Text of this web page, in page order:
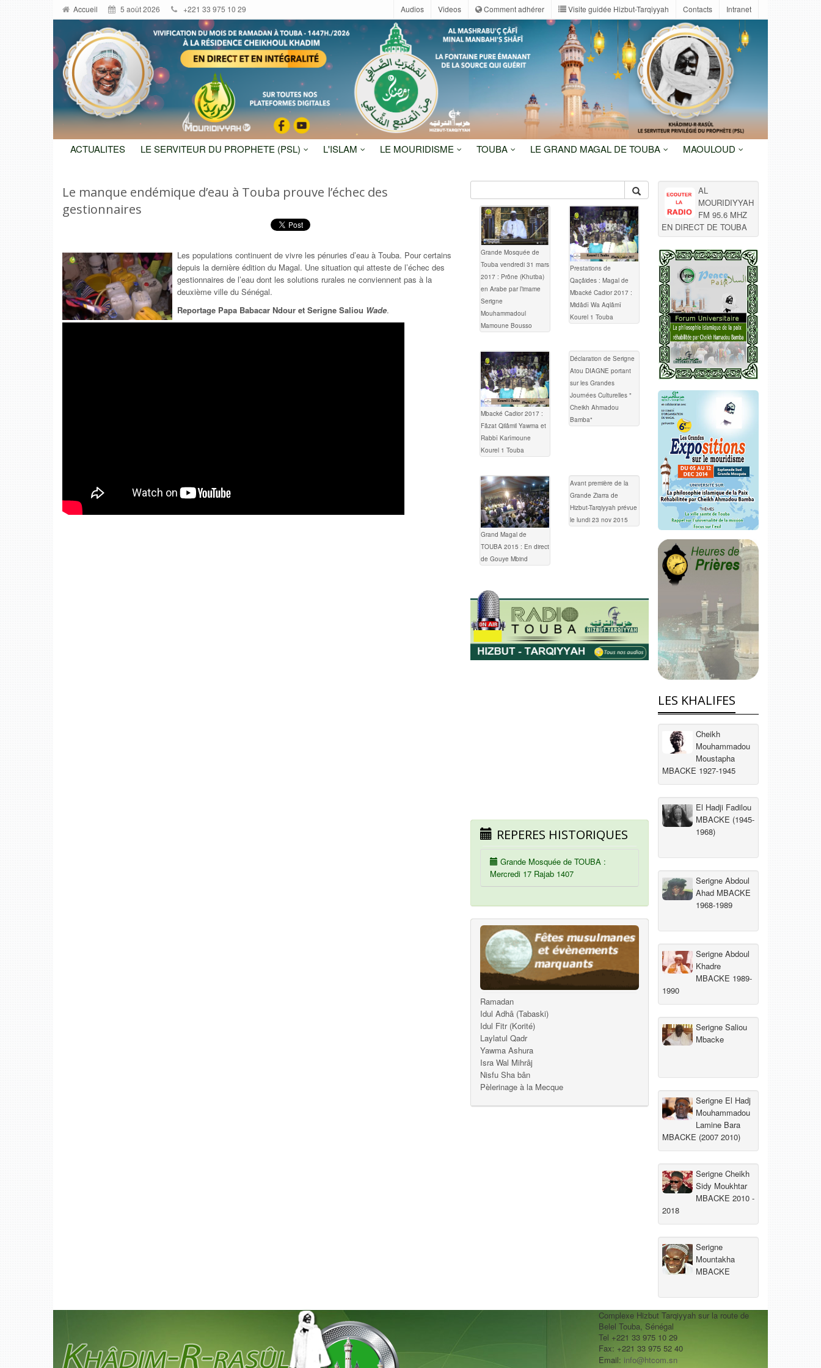
Accueil 5 août 2026 +221 33 975 10 29 Audios Videos Comment adhérer Visite guidée Hizbut-Tarqiyyah Contacts Intranet
ACTUALITES LE SERVITEUR DU PROPHETE (PSL) L'ISLAM LE MOURIDISME TOUBA LE GRAND MAGAL DE TOUBA MAOULOUD
Le manque endémique d’eau à Touba prouve l’échec des
gestionnaires
Les populations continuent de vivre les pénuries d’eau à Touba. Pour certains
depuis la dernière édition du Magal. Une situation qui atteste de l’échec des
gestionnaires de l’eau dont les solutions rurales ne conviennent pas à la
deuxième ville du Sénégal.
Reportage Papa Babacar Ndour et Serigne Saliou Wade.
Grande Mosquée de
Touba vendredi 31 mars
2017 : Prône (Khutba)
en Arabe par l’imame
Serigne
Mouhammadoul
Mamoune Bousso
Prestations de
Qaçâides : Magal de
Mbacké Cadior 2017 :
Midâdî Wa Aqlâmî
Kourel 1 Touba
Mbacké Cadior 2017 :
Fâzat Qilâmil Yawma et
Rabbî Karîmoune
Kourel 1 Touba
Déclaration de Serigne
Atou DIAGNE portant
sur les Grandes
Journées Culturelles "
Cheikh Ahmadou
Bamba"
Grand Magal de
TOUBA 2015 : En direct
de Gouye Mbind
Avant première de la
Grande Ziarra de
Hizbut-Tarqiyyah prévue
le lundi 23 nov 2015
REPERES HISTORIQUES
Grande Mosquée de TOUBA :
Mercredi 17 Rajab 1407
Ramadan
Idul Adhâ (Tabaski)
Idul Fitr (Korité)
Laylatul Qadr
Yawma Ashura
Isra Wal Mihrâj
Nisfu Sha bân
Pèlerinage à la Mecque
AL
MOURIDIYYAH
FM 95.6 MHZ
EN DIRECT DE TOUBA
LES KHALIFES
Cheikh
Mouhammadou
Moustapha
MBACKE 1927-1945
El Hadji Fadilou
MBACKE (1945-
1968)
Serigne Abdoul
Ahad MBACKE
1968-1989
Serigne Abdoul
Khadre
MBACKE 1989-
1990
Serigne Saliou
Mbacke
Serigne El Hadj
Mouhammadou
Lamine Bara
MBACKE (2007 2010)
Serigne Cheikh
Sidy Moukhtar
MBACKE 2010 -
2018
Serigne
Mountakha
MBACKE
Complexe Hizbut Tarqiyyah sur la route de
Belel Touba, Sénégal
Tel +221 33 975 10 29
Fax: +221 33 975 52 40
Email: info@htcom.sn